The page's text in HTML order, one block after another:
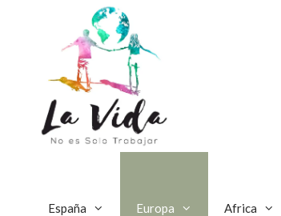
España Europa Africa